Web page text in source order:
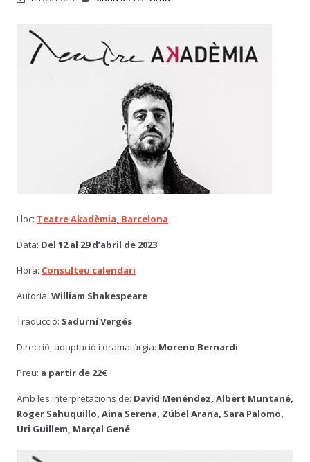
Lloc: Teatre Akadèmia, Barcelona
Data: Del 12 al 29 d’abril de 2023
Hora: Consulteu calendari
Autoria: William Shakespeare
Traducció: Sadurní Vergés
Direcció, adaptació i dramatúrgia: Moreno Bernardi
Preu: a partir de 22€
Amb les interpretacions de: David Menéndez, Albert Muntané,
Roger Sahuquillo, Aina Serena, Zúbel Arana, Sara Palomo,
Uri Guillem, Marçal Gené